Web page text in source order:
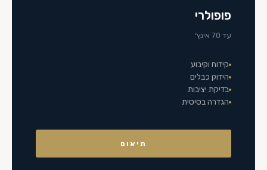
פופולרי
עד 70 אינץ׳
קידוח וקיבוע
הידוק כבלים
בדיקת יציבות
הגדרה בסיסית
תיאום